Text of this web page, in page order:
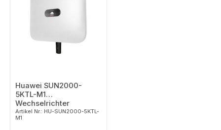
Huawei SUN2000-
5KTL-M1
Wechselrichter
Artikel Nr.: HU-SUN2000-5KTL-
M1